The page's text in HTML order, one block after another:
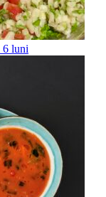
6 luni